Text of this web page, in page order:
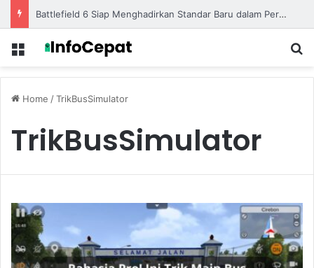
Battlefield 6 Siap Menghadirkan Standar Baru dalam Persaingan Game Shooter Modern
Menu
Home /TrikBusSimulator
TrikBusSimulator